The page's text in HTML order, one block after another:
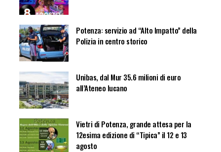
Potenza: servizio ad “Alto Impatto” della
Polizia in centro storico
Unibas, dal Mur 35.6 milioni di euro
all’Ateneo lucano
Vietri di Potenza, grande attesa per la
12esima edizione di “Tipica” il 12 e 13
agosto